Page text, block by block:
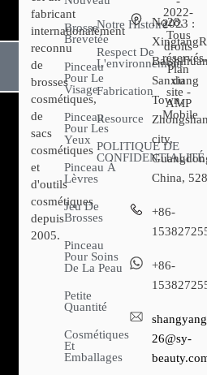
fabricant
internationalement
reconnu
de
brosses
cosmétiques,
de
sacs
cosmétiques
et
d'outils
cosmétiques
depuis
2005.
Brosse
Brevetée
Pinceau
Pour Le
Visage
Pinceau
Pour Les
Yeux
Pinceau À
Lèvres
Jeu De
Brosses
Pinceau
Pour Soins
De La Peau
Petite
Quantité
Cosmétiques
Et
Emballages
Notre Histoire
Respect De
L'environnement
Fabrication
Resource
POLITIQUE DE
CONFIDENTIALITÉ
No28,
Sanxiang
Town,
city,
China,
+86-
+86-
26@sy-
2022-
2023 :
Tous
droits
réservés.
Plan
du
site -
AMP
Mobile